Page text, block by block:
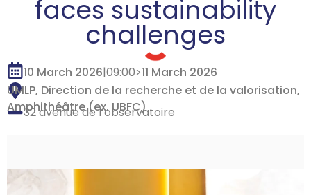
faces sustainability
challenges
10 March 2026|09:00>11 March 2026
UMLP, Direction de la recherche et de la valorisation,
Amphithéâtre (ex. UBFC)
32 avenue de l’observatoire